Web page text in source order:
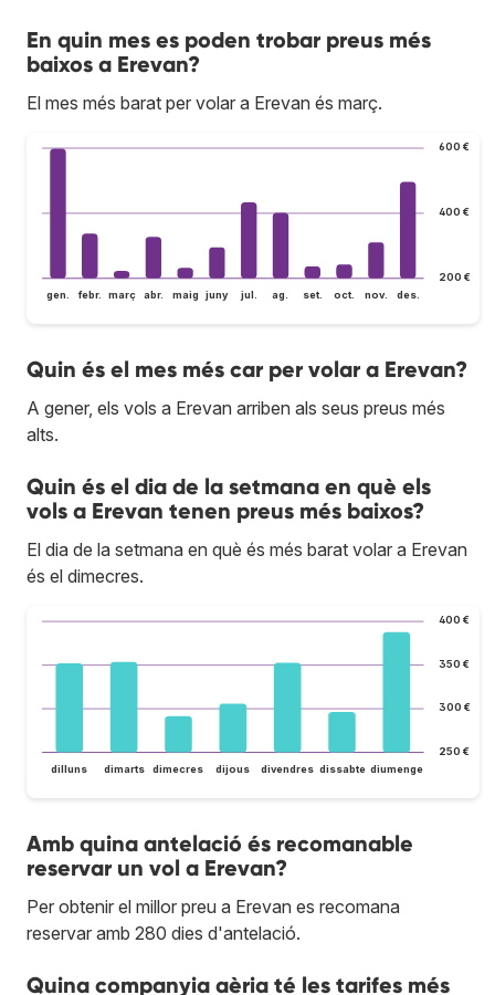
En quin mes es poden trobar preus més
baixos a Erevan?
El mes més barat per volar a Erevan és març.
200 €
400 €
600 €
gen. febr. març abr. maig juny jul. ag. set. oct. nov. des.
Quin és el mes més car per volar a Erevan?
A gener, els vols a Erevan arriben als seus preus més
alts.
Quin és el dia de la setmana en què els
vols a Erevan tenen preus més baixos?
El dia de la setmana en què és més barat volar a Erevan
és el dimecres.
250 €
300 €
350 €
400 €
dilluns dimarts dimecres dijous divendres dissabte diumenge
Amb quina antelació és recomanable
reservar un vol a Erevan?
Per obtenir el millor preu a Erevan es recomana
reservar amb 280 dies d'antelació.
Quina companyia aèria té les tarifes més